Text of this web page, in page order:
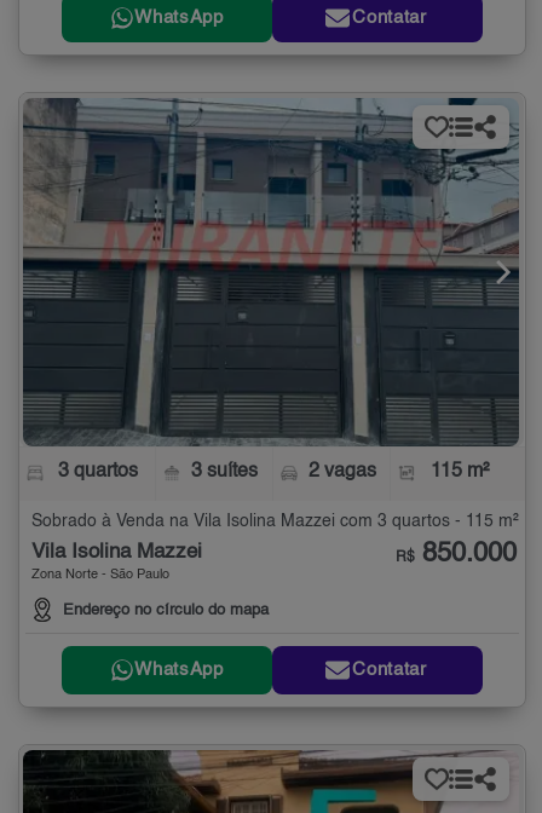
WhatsApp Contatar
3 quartos 3 suítes 2 vagas 115 m²
Sobrado à Venda na Vila Isolina Mazzei com 3 quartos - 115 m²
Vila Isolina Mazzei
Zona Norte - São Paulo
Endereço no círculo do mapa
R$ 850.000
WhatsApp Contatar